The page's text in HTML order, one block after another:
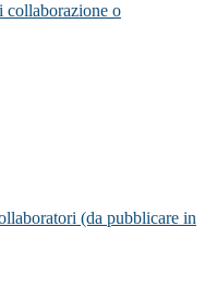
o
(da pubblicare in